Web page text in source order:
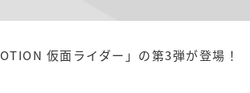
仮面ライダー」の第3弾が登場！